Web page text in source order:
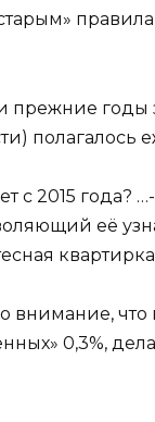
и прежние
с 2015 года?
её
что
0,3%,